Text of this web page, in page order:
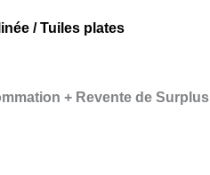
/ Tuiles plates
+ Revente de Surplus